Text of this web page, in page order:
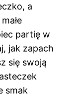
a
partię w
jak zapach
się swoją
smak